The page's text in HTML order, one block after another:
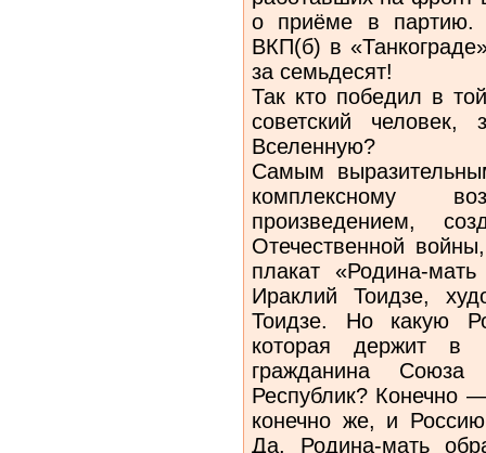
о приёме в партию.
ВКП(б) в
за семьдесят!
Так кто победил в
советский
Вселенную?
Самым
комплексному
произведением,
Отечественной
плакат «Родина-
Ираклий Тоидзе,
Тоидзе. Но какую
которая держит в
гражданина Союза
Республик? Конечно
конечно же, и
Да, Родина-мать